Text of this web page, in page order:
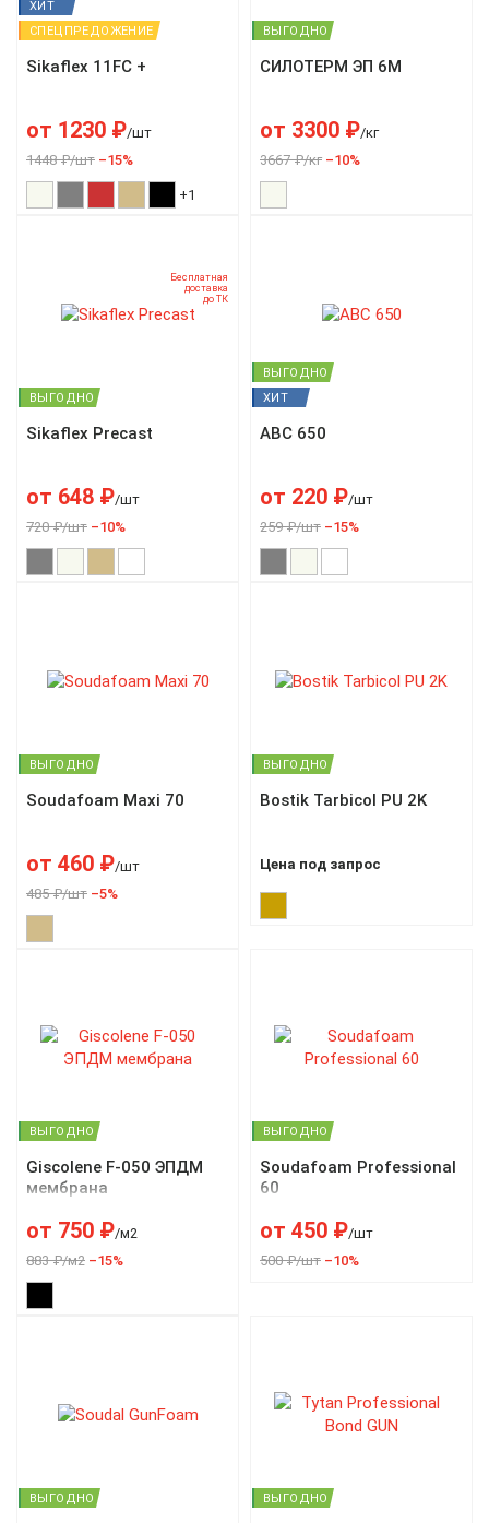
ХИТ
СПЕЦПРЕДОЖЕНИЕ
Sikaflex 11FC +
от 1230 ₽/шт
1448 ₽/шт –15%
+1
ВЫГОДНО
СИЛОТЕРМ ЭП 6М
от 3300 ₽/кг
3667 ₽/кг –10%
ВЫГОДНО
Бесплатная
доставка
до ТК
Sikaflex Precast
от 648 ₽/шт
720 ₽/шт –10%
ВЫГОДНО
ХИТ
ABC 650
от 220 ₽/шт
259 ₽/шт –15%
ВЫГОДНО
Soudafoam Maxi 70
от 460 ₽/шт
485 ₽/шт –5%
ВЫГОДНО
Bostik Tarbicol PU 2K
Цена под запрос
ВЫГОДНО
Giscolene F-050 ЭПДМ
мембрана
от 750 ₽/м2
883 ₽/м2 –15%
ВЫГОДНО
Soudafoam Professional
60
от 450 ₽/шт
500 ₽/шт –10%
ВЫГОДНО ВЫГОДНО